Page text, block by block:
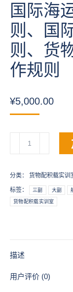
国际海
则、国
则、货
作规则
¥5,000.00
运
体
散
物
规
国
分类： 货物配积载实训
标签： 三副 大副
货物配积载实训室
描述
用户评价 (0)